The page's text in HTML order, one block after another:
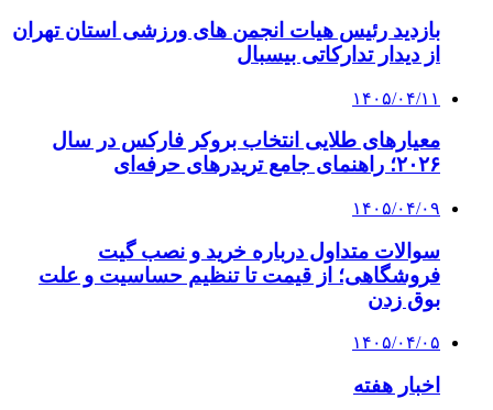
بازدید رئیس هیات انجمن های ورزشی استان تهران
از دیدار تدارکاتی بیسبال
۱۴۰۵/۰۴/۱۱
معیارهای طلایی انتخاب بروکر فارکس در سال
۲۰۲۶؛ راهنمای جامع تریدرهای حرفه‌ای
۱۴۰۵/۰۴/۰۹
سوالات متداول درباره خرید و نصب گیت
فروشگاهی؛ از قیمت تا تنظیم حساسیت و علت
بوق زدن
۱۴۰۵/۰۴/۰۵
اخبار هفته